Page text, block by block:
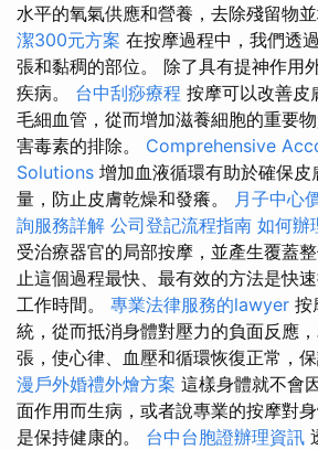
水平的氧氣供應和營養，去除殘留物並
潔300元方案 在按摩過程中，我們透
張和黏稠的部位。 除了具有提神作用
疾病。 台中刮痧療程 按摩可以改善皮
毛細血管，從而增加滋養細胞的重要
害毒素的排除。 Comprehensive
Solutions 增加血液循環有助於確保皮
量，防止皮膚乾燥和發癢。
月子中心
詢服務詳解 公司登記流程指南 如何辦
受治療器官的局部按摩，並產生覆蓋
止這個過程最快、最有效的方法是快
工作時間。 專業法律服務的lawyer 按
統，從而抵消身體對壓力的負面反應
張，使心律、血壓和循環恢復正常，
漫戶外婚禮外燴方案 這樣身體就不會
面作用而生病，或者說專業的按摩對
是保持健康的。 台中台胞證辦理資訊